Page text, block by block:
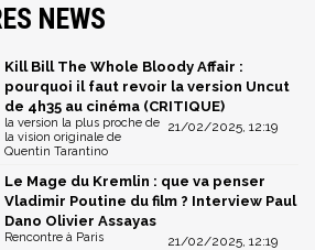
NEWS
Kill Bill The Whole Bloody Affair :
pourquoi il faut revoir la version Uncut
de 4h35 au cinéma (CRITIQUE)
21/02/2025, 12:19
la version la plus proche de
la vision originale de
Quentin Tarantino
Le Mage du Kremlin : que va penser
Vladimir Poutine du film ? Interview Paul
Dano Olivier Assayas
21/02/2025, 12:19
Rencontre à Paris